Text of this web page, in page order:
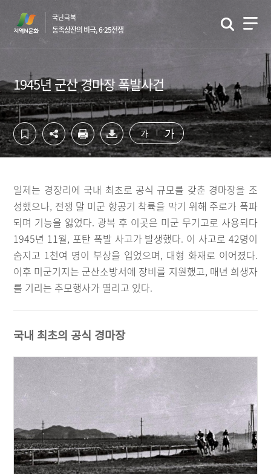
영
바
로
가
기
역
로
가
기
국난극복
동족상잔의 비극, 6·25전쟁
1945년 군산 경마장 폭발사건
가 가
일제는 경장리에 국내 최초로 공식 규모를 갖춘 경마장을 조
성했으나, 전쟁 말 미군 항공기 착륙을 막기 위해 주로가 폭파
되며 기능을 잃었다. 광복 후 이곳은 미군 무기고로 사용되다
1945년 11월, 포탄 폭발 사고가 발생했다. 이 사고로 42명이
숨지고 1천여 명이 부상을 입었으며, 대형 화재로 이어졌다.
이후 미군기지는 군산소방서에 장비를 지원했고, 매년 희생자
를 기리는 추모행사가 열리고 있다.
국내 최초의 공식 경마장